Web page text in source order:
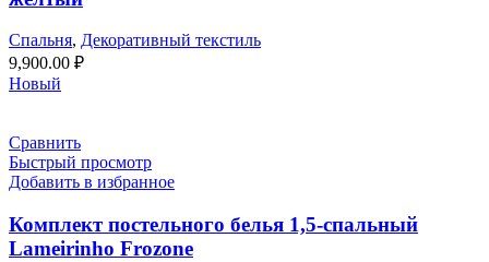
Спальня, Декоративный текстиль
9,900.00 ₽
Новый
Сравнить
Быстрый просмотр
Добавить в избранное
Комплект постельного белья 1,5-спальный
Lameirinho Frozone